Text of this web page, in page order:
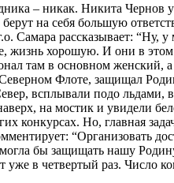
– никак. Никита Чернов
на себя большую
рассказывает: “Ну,
жизнь хорошую. И они в
там в основном
Флоте, защищал
всплывали подо льдами,
на мостик и увидели
конкурсах. Но, главная
“Организовать
бы защищать нашу
уже в четвертый раз. Число